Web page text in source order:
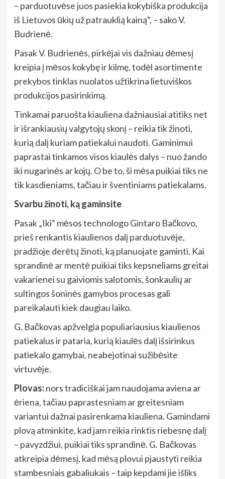
– parduotuvėse juos pasiekia kokybiška produkcija
iš Lietuvos ūkių už patrauklią kainą“, – sako V.
Budrienė.
Pasak V. Budrienės, pirkėjai vis dažniau dėmesį
kreipia į mėsos kokybę ir kilmę, todėl asortimente
prekybos tinklas nuolatos užtikrina lietuviškos
produkcijos pasirinkimą.
Tinkamai paruošta kiauliena dažniausiai atitiks net
ir išrankiausių valgytojų skonį – reikia tik žinoti,
kurią dalį kuriam patiekalui naudoti. Gaminimui
paprastai tinkamos visos kiaulės dalys – nuo žando
iki nugarinės ar kojų. O be to, ši mėsa puikiai tiks ne
tik kasdieniams, tačiau ir šventiniams patiekalams.
Svarbu žinoti, ką gaminsite
Pasak „Iki“ mėsos technologo Gintaro Bačkovo,
prieš renkantis kiaulienos dalį parduotuvėje,
pradžioje derėtų žinoti, ką planuojate gaminti. Kai
sprandinė ar mentė puikiai tiks kepsneliams greitai
vakarienei su gaiviomis salotomis, šonkaulių ar
sultingos šoninės gamybos procesas gali
pareikalauti kiek daugiau laiko.
G. Bačkovas apžvelgia populiariausius kiaulienos
patiekalus ir pataria, kurią kiaulės dalį išsirinkus
patiekalo gamybai, neabejotinai sužibėsite
virtuvėje.
Plovas:nors tradiciškai jam naudojama aviena ar
ėriena, tačiau paprastesniam ar greitesniam
variantui dažnai pasirenkama kiauliena. Gamindami
plovą atminkite, kad jam reikia rinktis riebesnę dalį
– pavyzdžiui, puikiai tiks sprandinė. G. Bačkovas
atkreipia dėmesį, kad mėsą plovui pjaustyti reikia
stambesniais gabaliukais – taip kepdami jie išliks